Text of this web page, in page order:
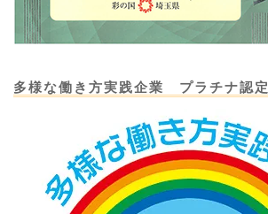
多様な働き方実践企業 プラチナ認定